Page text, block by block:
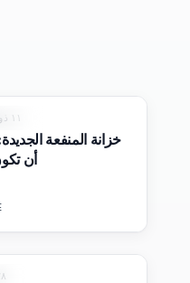
المجلة
١١ ذو القعدة ١٤٤٧ هـ
خزانة المنفعة
أن
المجلة
٢٨